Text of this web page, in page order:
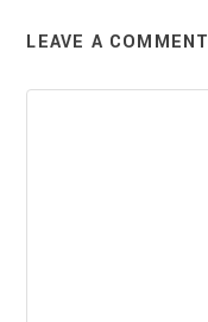
LEAVE A COMMENT